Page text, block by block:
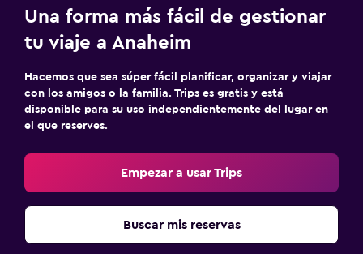
Una forma más fácil de gestionar
tu viaje a Anaheim
Hacemos que sea súper fácil planificar, organizar y viajar
con los amigos o la familia. Trips es gratis y está
disponible para su uso independientemente del lugar en
el que reserves.
Empezar a usar Trips
Buscar mis reservas